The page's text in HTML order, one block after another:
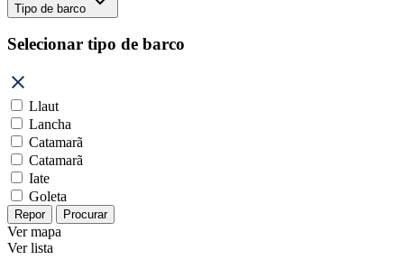
Tipo de barco
Selecionar tipo de barco
Llaut
Lancha
Catamarã
Catamarã
Iate
Goleta
Repor Procurar
Ver mapa
Ver lista